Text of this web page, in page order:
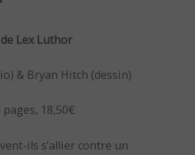
Lex Luthor
& Bryan Hitch (dessin)
18,50€
ils s’allier contre un